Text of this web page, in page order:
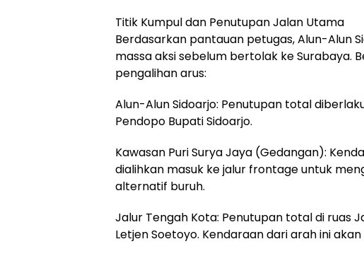
Titik Kumpul dan Penutupan Jalan Utama
Berdasarkan pantauan petugas, Alun-Alun
massa aksi sebelum bertolak ke Surabaya.
pengalihan arus:
Alun-Alun Sidoarjo: Penutupan total
Pendopo Bupati Sidoarjo.
Kawasan Puri Surya Jaya (Gedangan):
dialihkan masuk ke jalur frontage untuk
alternatif buruh.
Jalur Tengah Kota: Penutupan total di ruas
Letjen Soetoyo. Kendaraan dari arah ini